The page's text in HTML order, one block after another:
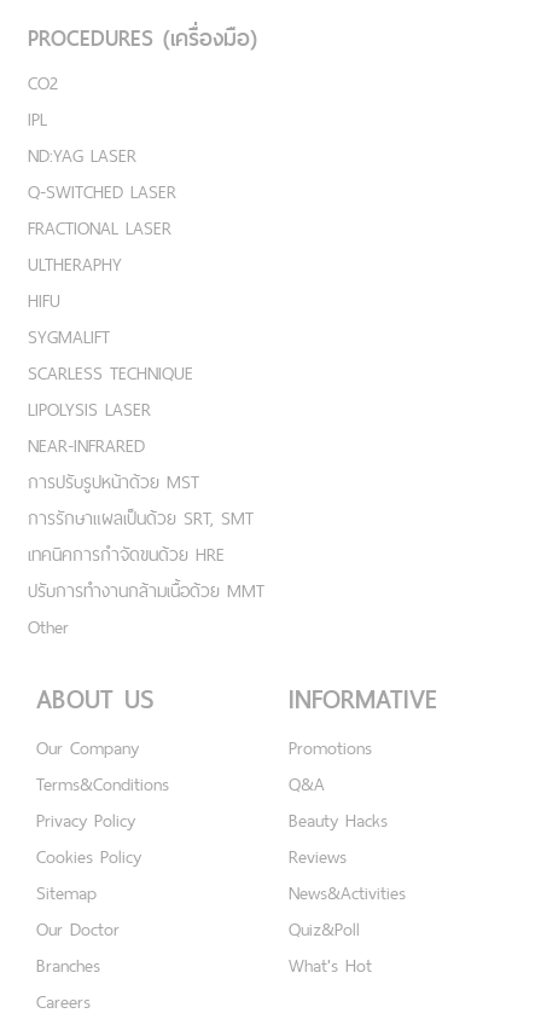
PROCEDURES (เครื่องมือ)
CO2
IPL
ND:YAG LASER
Q-SWITCHED LASER
FRACTIONAL LASER
ULTHERAPHY
HIFU
SYGMALIFT
SCARLESS TECHNIQUE
LIPOLYSIS LASER
NEAR-INFRARED
การปรับรูปหน้าด้วย MST
การรักษาแผลเป็นด้วย SRT, SMT
เทคนิคการกำจัดขนด้วย HRE
ปรับการทำงานกล้ามเนื้อด้วย MMT
Other
ABOUT US
Our Company
Terms&Conditions
Privacy Policy
Cookies Policy
Sitemap
Our Doctor
Branches
Careers
INFORMATIVE
Promotions
Q&A
Beauty Hacks
Reviews
News&Activities
Quiz&Poll
What's Hot